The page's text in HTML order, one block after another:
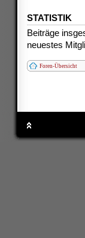
STATISTIK
Beiträge
neuestes
Foren-Übersicht